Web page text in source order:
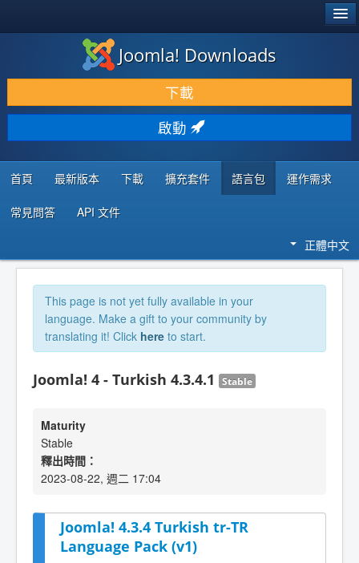
下載 & 擴充
發現 & 學習
社群 & 支援
程式者資源
Joomla! Downloads
下載
啟動
首頁 最新版本 下載 擴充套件 語言包 運作需求
常見問答 API 文件
正體中文
This page is not yet fully available in your
language. Make a gift to your community by
translating it! Click here to start.
Joomla! 4 - Turkish 4.3.4.1 Stable
Maturity
Stable
釋出時間：
2023-08-22, 週二 17:04
Joomla! 4.3.4 Turkish tr-TR
Language Pack (v1)